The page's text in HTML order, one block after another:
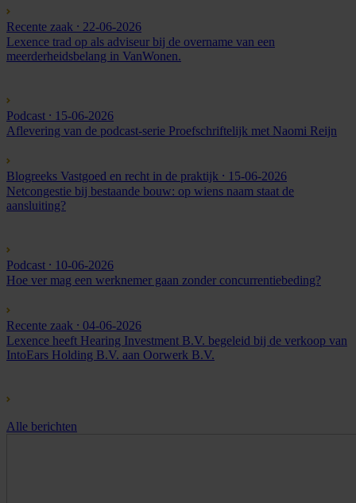
Recente zaak ⸱ 22-06-2026
Lexence trad op als adviseur bij de overname van een
meerderheidsbelang in VanWonen.
Podcast ⸱ 15-06-2026
Aflevering van de podcast-serie Proefschriftelijk met Naomi Reijn
Blogreeks Vastgoed en recht in de praktijk ⸱ 15-06-2026
Netcongestie bij bestaande bouw: op wiens naam staat de
aansluiting?
Podcast ⸱ 10-06-2026
Hoe ver mag een werknemer gaan zonder concurrentiebeding?
Recente zaak ⸱ 04-06-2026
Lexence heeft Hearing Investment B.V. begeleid bij de verkoop van
IntoEars Holding B.V. aan Oorwerk B.V.
Alle berichten